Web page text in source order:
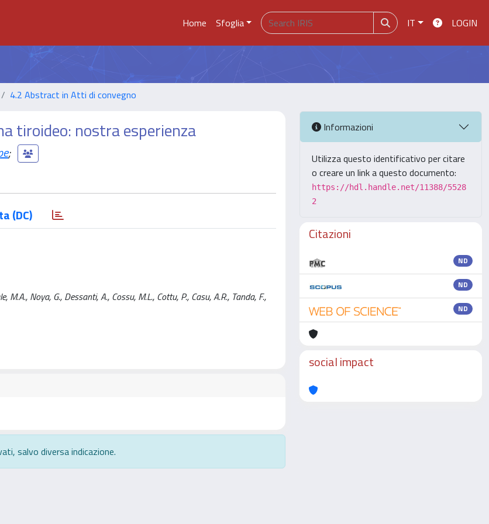
Home Sfoglia IT LOGIN
4.2 Abstract in Atti di convegno
tiroideo: nostra esperienza
;
(DC)
Noya, G., Dessanti, A., Cossu, M.L., Cottu, P., Casu, A.R., Tanda, F.,
salvo diversa indicazione.
Informazioni
Utilizza questo identificativo per citare
o creare un link a questo documento:
https://hdl.handle.net/11388/5528
2
Citazioni
ND
ND
ND
social impact